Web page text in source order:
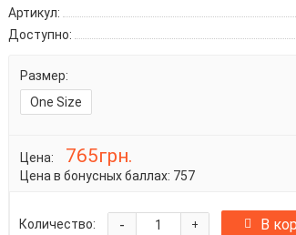
Артикул:
Доступно:
Размер:
One Size
Цена: 765грн.
Цена в бонусных баллах: 757
Количество: +
- В